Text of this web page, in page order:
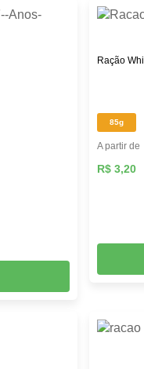
Ração
85g
A partir de
R$ 3,20